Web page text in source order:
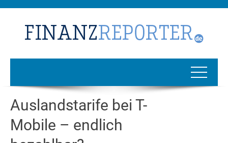
Auslandstarife bei T-
Mobile – endlich